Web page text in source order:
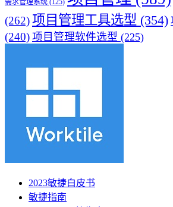
需求管理系统 (125)
(262)项目管理工具选型 (354)
(240) 项目管理软件选型 (225)
2023敏捷白皮书
敏捷指南